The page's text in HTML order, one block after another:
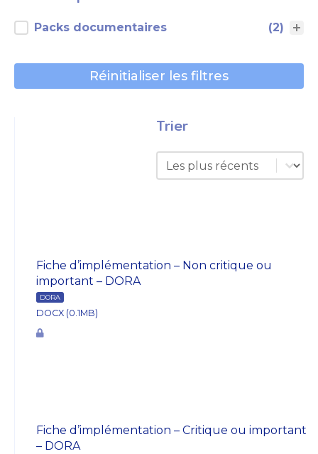
Thématique
Packs documentaires (2)
Réinitialiser les filtres
Trier
Trier
Trier
Fiche d’implémentation – Non critique ou
important – DORA
DORA
DOCX (0.1MB)
Fiche d’implémentation – Critique ou important
– DORA